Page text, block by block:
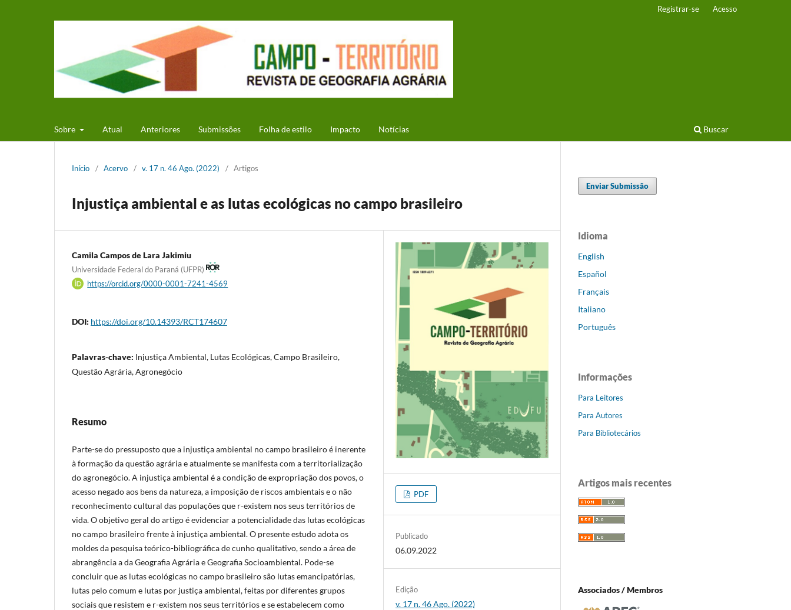
Sobre Atual Anteriores Submissões Folha de estilo Impacto Notícias Buscar
Registrar-se Acesso
Início / Acervo / v. 17 n. 46 Ago. (2022) / Artigos
Injustiça ambiental e as lutas ecológicas no campo brasileiro
Camila Campos de Lara Jakimiu
Universidade Federal do Paraná (UFPR)
https://orcid.org/0000-0001-7241-4569
DOI: https://doi.org/10.14393/RCT174607
Palavras-chave: Injustiça Ambiental, Lutas Ecológicas, Campo Brasileiro,
Questão Agrária, Agronegócio
Resumo
Parte-se do pressuposto que a injustiça ambiental no campo brasileiro é inerente
à formação da questão agrária e atualmente se manifesta com a territorialização
do agronegócio. A injustiça ambiental é a condição de expropriação dos povos, o
acesso negado aos bens da natureza, a imposição de riscos ambientais e o não
reconhecimento cultural das populações que r-existem nos seus territórios de
vida. O objetivo geral do artigo é evidenciar a potencialidade das lutas ecológicas
no campo brasileiro frente à injustiça ambiental. O presente estudo adota os
moldes da pesquisa teórico-bibliográfica de cunho qualitativo, sendo a área de
abrangência a da Geografia Agrária e Geografia Socioambiental. Pode-se
concluir que as lutas ecológicas no campo brasileiro são lutas emancipatórias,
lutas pelo comum e lutas por justiça ambiental, feitas por diferentes grupos
sociais que resistem e r-existem nos seus territórios e se estabelecem como
PDF
Publicado
06.09.2022
Edição
v. 17 n. 46 Ago. (2022)
Enviar Submissão
Idioma
English
Español
Français
Italiano
Português
Informações
Para Leitores
Para Autores
Para Bibliotecários
Artigos mais recentes
Associados / Membros